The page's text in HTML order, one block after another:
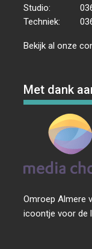
Studio:
Techniek:
Bekijk al onze
Met dank
Omroep Almere
icoontje voor de